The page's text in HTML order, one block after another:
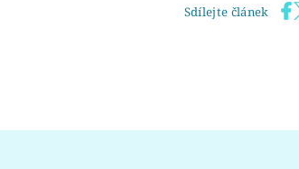
Sdílejte článek